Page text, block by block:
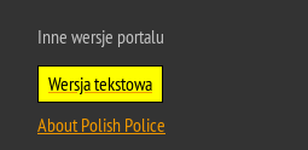
Inne wersje portalu
Wersja tekstowa
About Polish Police